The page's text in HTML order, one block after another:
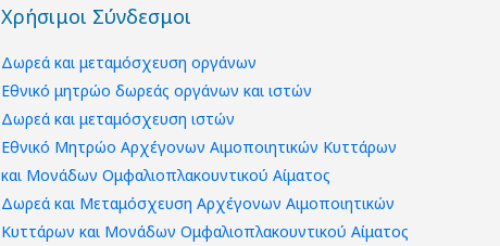
Χρήσιμοι Σύνδεσμοι
Δωρεά και μεταμόσχευση οργάνων
Εθνικό μητρώο δωρεάς οργάνων και ιστών
Δωρεά και μεταμόσχευση ιστών
Εθνικό Μητρώο Αρχέγονων Αιμοποιητικών Κυττάρων
και Μονάδων Ομφαλιοπλακουντικού Αίματος
Δωρεά και Μεταμόσχευση Αρχέγονων Αιμοποιητικών
Κυττάρων και Μονάδων Ομφαλιοπλακουντικού Αίματος